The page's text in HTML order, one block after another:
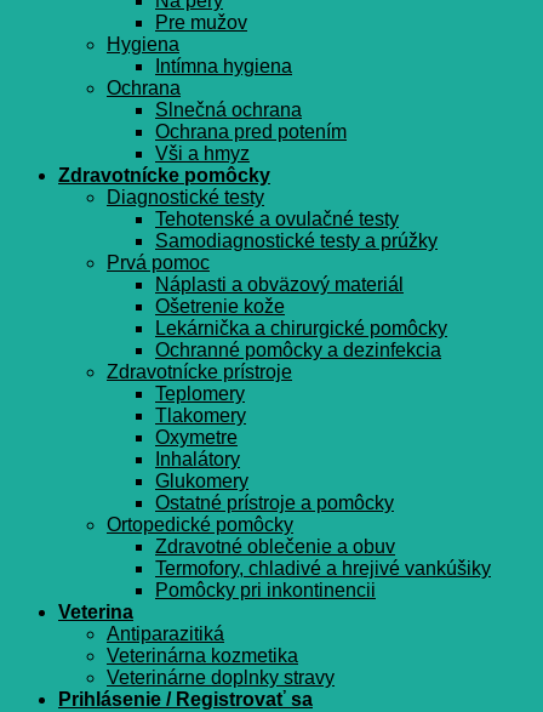
Pre mužov
Hygiena
Intímna hygiena
Ochrana
Slnečná ochrana
Ochrana pred potením
Vši a hmyz
Zdravotnícke pomôcky
Diagnostické testy
Tehotenské a ovulačné testy
Samodiagnostické testy a prúžky
Prvá pomoc
Náplasti a obväzový materiál
Ošetrenie kože
Lekárnička a chirurgické pomôcky
Ochranné pomôcky a dezinfekcia
Zdravotnícke prístroje
Teplomery
Tlakomery
Oxymetre
Inhalátory
Glukomery
Ostatné prístroje a pomôcky
Ortopedické pomôcky
Zdravotné oblečenie a obuv
Termofory, chladivé a hrejivé vankúšiky
Pomôcky pri inkontinencii
Veterina
Antiparazitiká
Veterinárna kozmetika
Veterinárne doplnky stravy
Prihlásenie / Registrovať sa